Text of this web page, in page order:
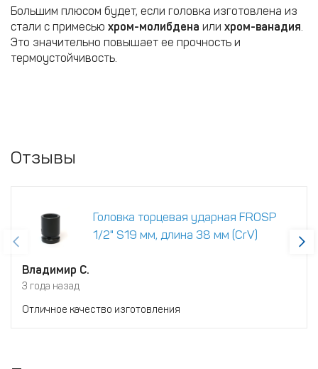
Большим плюсом будет, если головка изготовлена из
стали с примесью хром-молибдена или хром-ванадия.
Это значительно повышает ее прочность и
термоустойчивость.
Отзывы
Головка торцевая ударная FROSP
1/2" S19 мм, длина 38 мм (CrV)
Владимир С.
3 года назад
Отличное качество изготовления